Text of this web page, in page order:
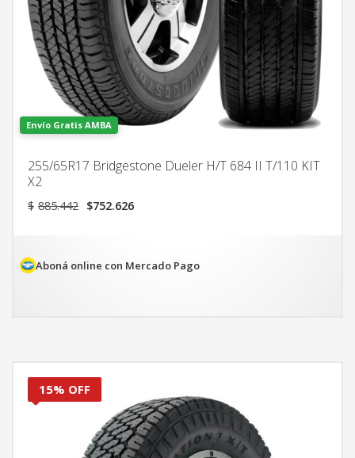
Envío Gratis AMBA
255/65R17 Bridgestone Dueler H/T 684 II T/110 KIT
X2
$ 885.442 El
$885.442.
$752.626El
$752.626.
Aboná online con Mercado Pago
15% OFF